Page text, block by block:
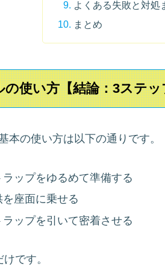
よくある失敗と対処
まとめ
の使い方【結論：3ステッ
本の使い方は以下の通りです。
ラップをゆるめて準備する
を座面に乗せる
ラップを引いて密着させる
です。